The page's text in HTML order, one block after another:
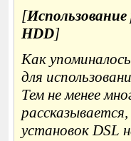
[
HDD]
Как
для
Тем не менее
установок DSL